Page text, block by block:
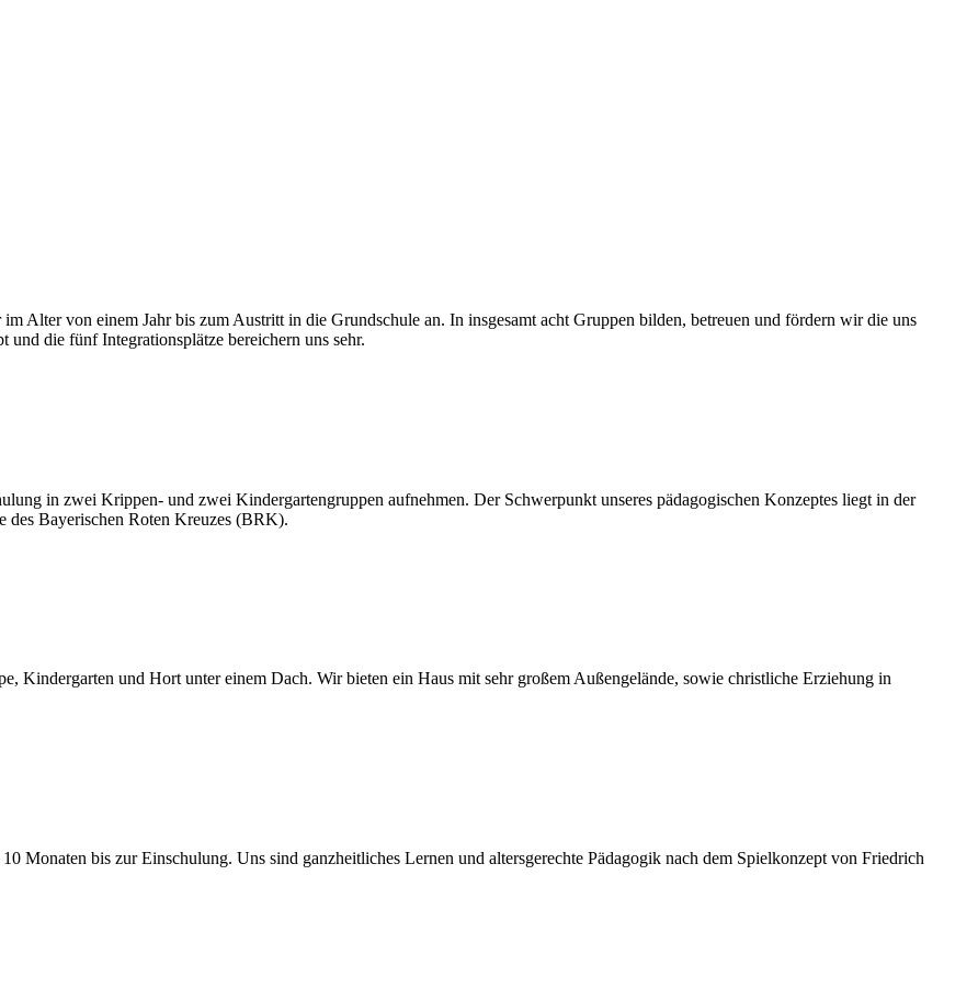
Alter von einem Jahr bis zum Austritt in die Grundschule an. In insgesamt acht Gruppen bilden, betreuen und fördern wir die uns
die fünf Integrationsplätze bereichern uns sehr.
in zwei Krippen- und zwei Kindergartengruppen aufnehmen. Der Schwerpunkt unseres pädagogischen Konzeptes liegt in der
des Bayerischen Roten Kreuzes (BRK).
Kindergarten und Hort unter einem Dach. Wir bieten ein Haus mit sehr großem Außengelände, sowie christliche Erziehung in
Monaten bis zur Einschulung. Uns sind ganzheitliches Lernen und altersgerechte Pädagogik nach dem Spielkonzept von Friedrich